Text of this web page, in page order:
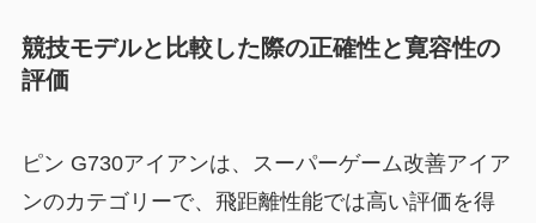
競技モデルと比較した際の正確性と寛容性の
評価
ピン G730アイアンは、スーパーゲーム改善アイア
ンのカテゴリーで、飛距離性能では高い評価を得